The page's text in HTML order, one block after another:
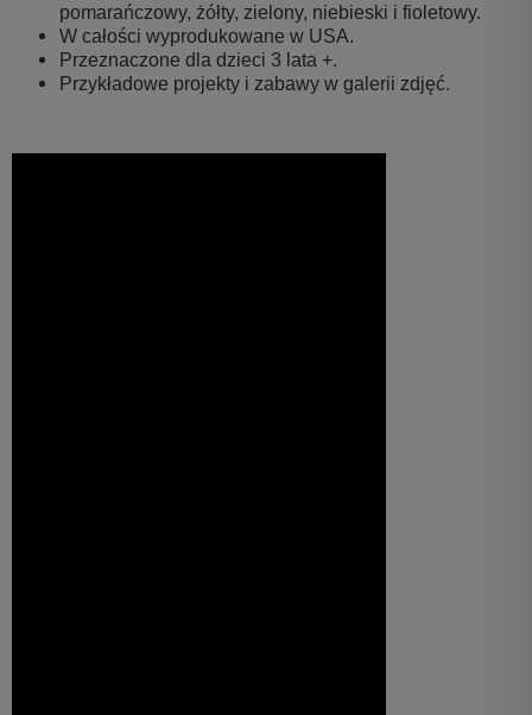
pomarańczowy, żółty, zielony, niebieski i fioletowy.
W całości wyprodukowane w USA.
Przeznaczone dla dzieci 3 lata +.
Przykładowe projekty i zabawy w galerii zdjęć.